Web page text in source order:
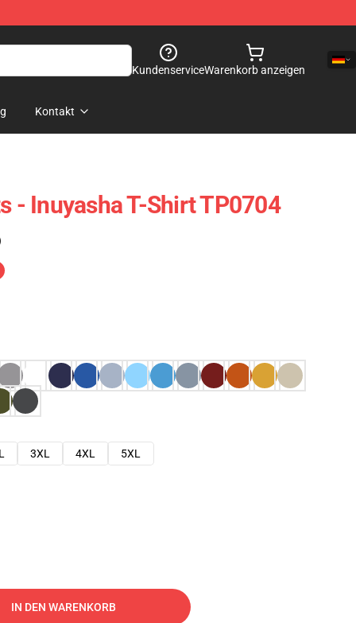
KundenserviceWarenkorb anzeigen
Kontakt
- Inuyasha T-Shirt TP0704
3XL 4XL
5XL
IN DEN WARENKORB